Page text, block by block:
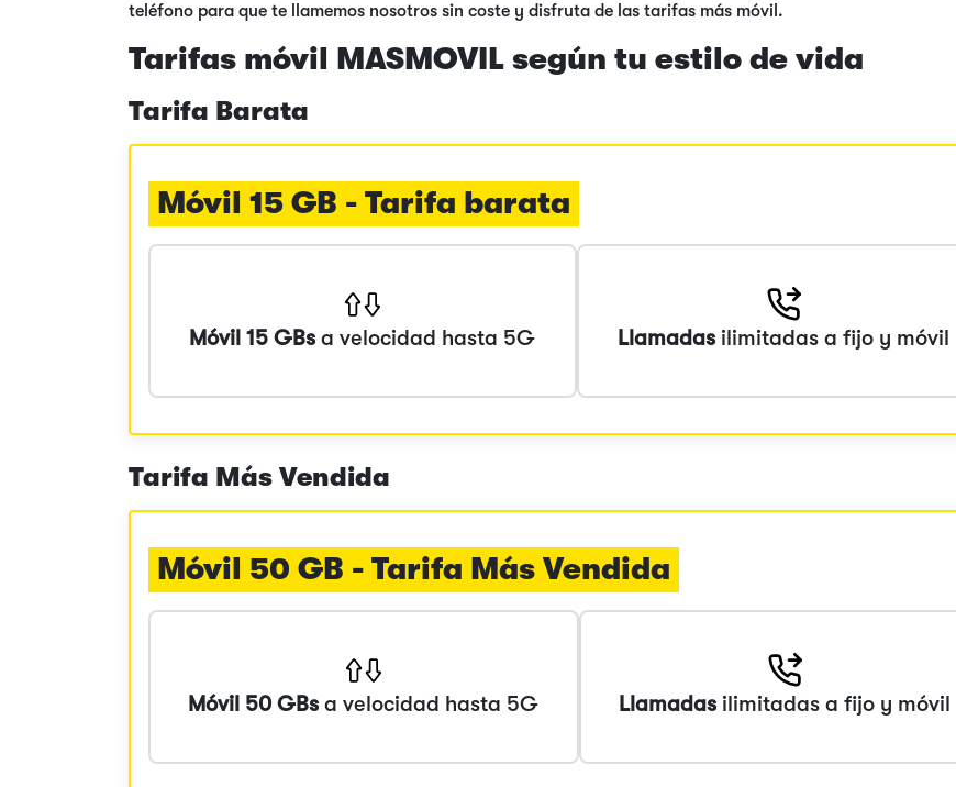
teléfono para que te llamemos nosotros sin coste y disfruta de las tarifas más móvil.
Tarifas móvil MASMOVIL según tu estilo de vida
Tarifa Barata
Móvil 15 GB - Tarifa barata
Móvil 15 GBsa velocidad hasta 5G Llamadas ilimitadas a fijo y móvil
Tarifa Más Vendida
Móvil 50 GB - Tarifa Más Vendida
Móvil 50 GBsa velocidad hasta 5G Llamadas ilimitadas a fijo y móvil